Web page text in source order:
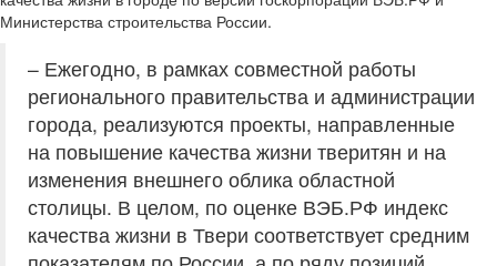
Министерства строительства России.
– Ежегодно, в рамках совместной работы
регионального правительства и администрации
города, реализуются проекты, направленные
на повышение качества жизни тверитян и на
изменения внешнего облика областной
столицы. В целом, по оценке ВЭБ.РФ индекс
качества жизни в Твери соответствует средним